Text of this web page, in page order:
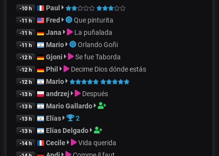
-10 h Paul
-11 h Fred Que pinturita
-11 h Jana La puñalada
-11 h Mario Orlando Goñi
-12 h Gjoni Se fue Taborda
-12 h Phil Decime Dios dónde estás
-12 h Mario
-13 h andrzej Después
-13 h Mario Gallardo
-13 h Elías 2
-13 h Elías Delgado
-14 h Cecile Vida querida